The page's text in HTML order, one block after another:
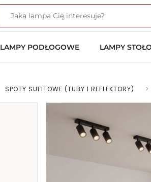
LAMPY PODŁOGOWE LAMPY
SPOTY SUFITOWE (TUBY I REFLEKTORY) >